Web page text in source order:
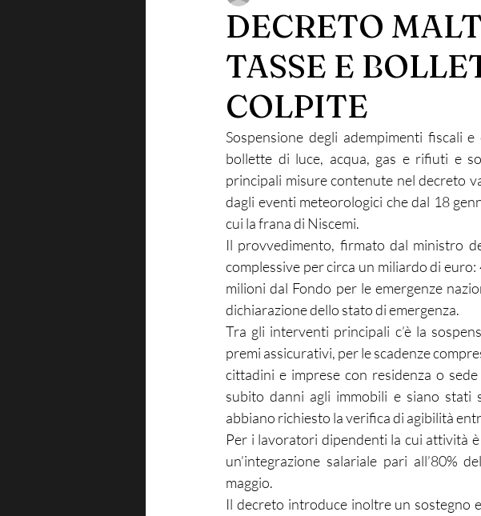
DECRETO
TASSE E
COLPITE
Sospensione degli adempimenti fiscali
bollette di luce, acqua, gas e rifiuti e
principali misure contenute nel decreto
dagli eventi meteorologici che dal 18
cui la frana di Niscemi.
Il provvedimento, firmato dal ministro
complessive per circa un miliardo di
milioni dal Fondo per le emergenze
dichiarazione dello stato di emergenza.
Tra gli interventi principali c’è la
premi assicurativi, per le scadenze
cittadini e imprese con residenza o
subito danni agli immobili e siano
abbiano richiesto la verifica di agibilità
Per i lavoratori dipendenti la cui attività
un’integrazione salariale pari all’80%
maggio.
Il decreto introduce inoltre un sostegno